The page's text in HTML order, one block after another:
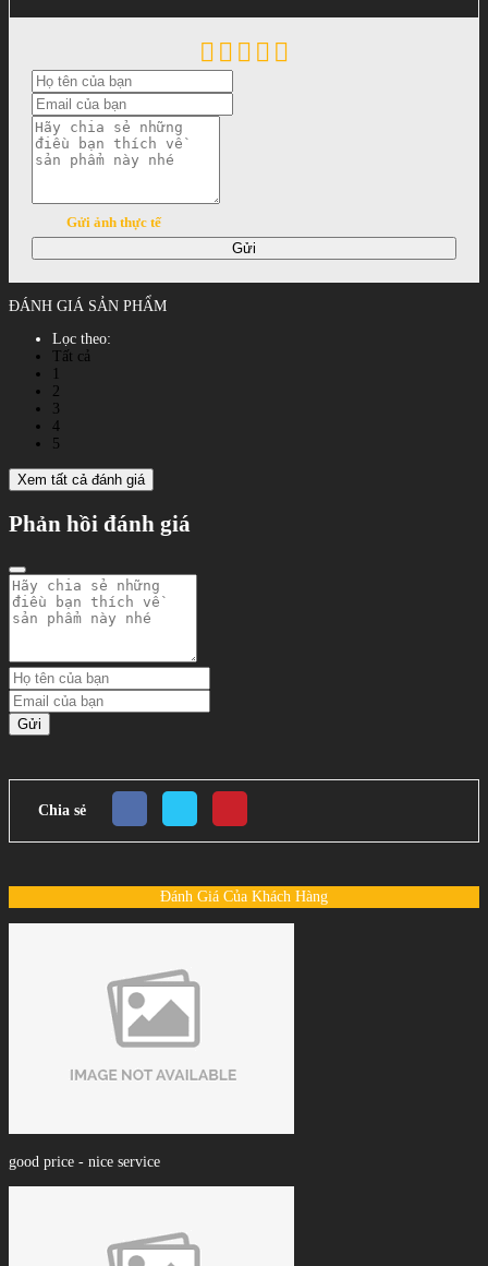
Gửi ảnh thực tế
Gửi
ĐÁNH GIÁ SẢN PHẨM
Lọc theo:
Tất cả
2
3
4
5
Xem tất cả đánh giá
Phản hồi đánh giá
Gửi
Chia sẻ
Đánh Giá Của Khách Hàng
good price - nice service